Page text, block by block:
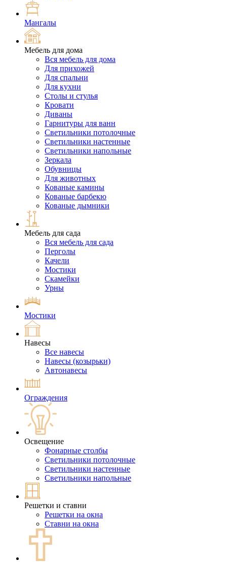
Мангалы
Мебель для дома
Вся мебель для дома
Для прихожей
Для спальни
Для кухни
Столы и стулья
Кровати
Диваны
Гарнитуры для ванн
Светильники потолочные
Светильники настенные
Светильники напольные
Зеркала
Обувницы
Для животных
Кованые камины
Кованые барбекю
Кованые дымники
Мебель для сада
Вся мебель для сада
Перголы
Качели
Мостики
Скамейки
Урны
Мостики
Навесы
Все навесы
Навесы (козырьки)
Автонавесы
Ограждения
Освещение
Фонарные столбы
Светильники потолочные
Светильники настенные
Светильники напольные
Решетки и ставни
Решетки на окна
Ставни на окна